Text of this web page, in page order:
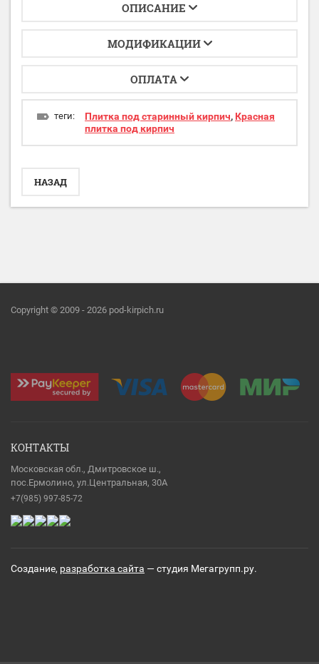
ОПИСАНИЕ
МОДИФИКАЦИИ
ОПЛАТА
теги: Плитка под старинный кирпич, Красная
плитка под кирпич
НАЗАД
Copyright © 2009 - 2026 pod-kirpich.ru
КОНТАКТЫ
Московская обл., Дмитровское ш.,
пос.Ермолино, ул.Центральная, 30А
+7(985) 997-85-72
Создание, разработка сайта — студия Мегагрупп.ру.